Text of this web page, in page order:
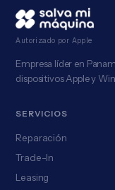
Autorizado por Apple
Empresa líder en
dispositivos Apple y
SERVICIOS
Reparación
Trade-In
Leasing